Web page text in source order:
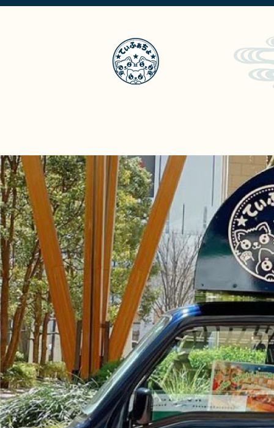
てぃふぁちょ？ メ